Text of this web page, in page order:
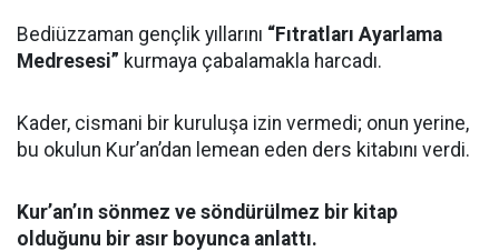
Bediüzzaman gençlik yıllarını “Fıtratları Ayarlama
Medresesi” kurmaya çabalamakla harcadı.
Kader, cismani bir kuruluşa izin vermedi; onun yerine,
bu okulun Kur’an’dan lemean eden ders kitabını verdi.
Kur’an’ın sönmez ve söndürülmez bir kitap
olduğunu bir asır boyunca anlattı.